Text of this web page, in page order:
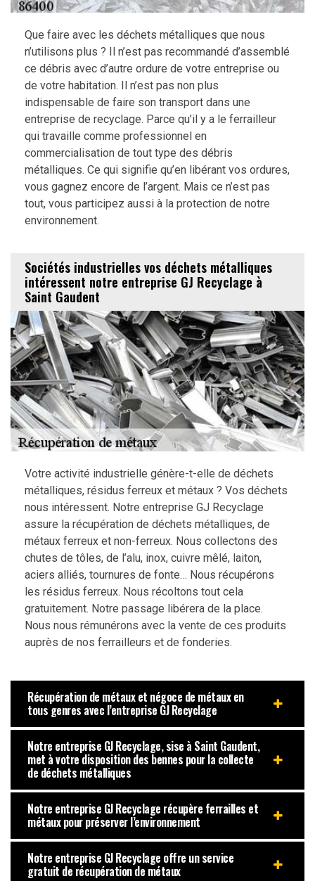
Que faire avec les déchets métalliques que nous
n’utilisons plus ? Il n’est pas recommandé d’assemblé
ce débris avec d’autre ordure de votre entreprise ou
de votre habitation. Il n’est pas non plus
indispensable de faire son transport dans une
entreprise de recyclage. Parce qu’il y a le ferrailleur
qui travaille comme professionnel en
commercialisation de tout type des débris
métalliques. Ce qui signifie qu’en libérant vos ordures,
vous gagnez encore de l’argent. Mais ce n’est pas
tout, vous participez aussi à la protection de notre
environnement.
Sociétés industrielles vos déchets métalliques
intéressent notre entreprise GJ Recyclage à
Saint Gaudent
Votre activité industrielle génère-t-elle de déchets
métalliques, résidus ferreux et métaux ? Vos déchets
nous intéressent. Notre entreprise GJ Recyclage
assure la récupération de déchets métalliques, de
métaux ferreux et non-ferreux. Nous collectons des
chutes de tôles, de l’alu, inox, cuivre mêlé, laiton,
aciers alliés, tournures de fonte… Nous récupérons
les résidus ferreux. Nous récoltons tout cela
gratuitement. Notre passage libérera de la place.
Nous nous rémunérons avec la vente de ces produits
auprès de nos ferrailleurs et de fonderies.
Récupération de métaux et négoce de métaux en
tous genres avec l’entreprise GJ Recyclage
Notre entreprise GJ Recyclage, sise à Saint Gaudent,
met à votre disposition des bennes pour la collecte
de déchets métalliques
Notre entreprise GJ Recyclage récupère ferrailles et
métaux pour préserver l’environnement
Notre entreprise GJ Recyclage offre un service
gratuit de récupération de métaux